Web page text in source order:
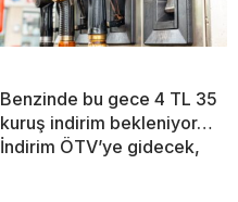
Benzinde bu gece 4 TL 35
kuruş indirim bekleniyor…
İndirim ÖTV’ye gidecek,